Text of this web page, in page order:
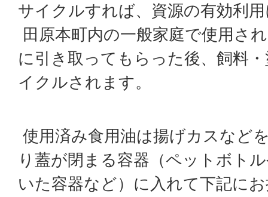
サイクルすれば、資源の有効利
田原本町内の一般家庭で使用さ
に引き取ってもらった後、飼料
イクルされます。
使用済み食用油は揚げカスなど
り蓋が閉まる容器（ペットボト
いた容器など）に入れて下記に